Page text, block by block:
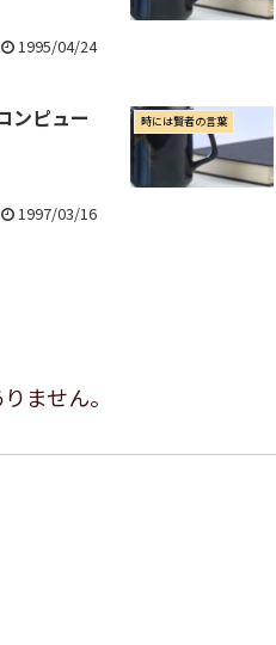
1995/04/24
ンピュー
1997/03/16
時には賢者の言葉
ません。